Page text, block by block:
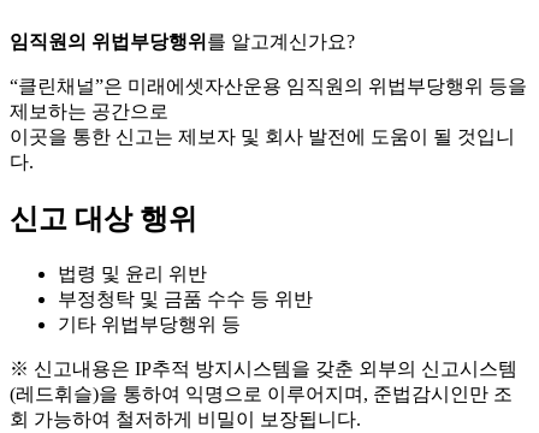
임직원의 위법부당행위 를 알고계신가요?
“클린채널”은 미래에셋자산운용 임직원의 위법부당행위 등을
제보하는 공간으로
이곳을 통한 신고는 제보자 및 회사 발전에 도움이 될 것입니
다.
신고 대상 행위
법령 및 윤리 위반
부정청탁 및 금품 수수 등 위반
기타 위법부당행위 등
※ 신고내용은 IP추적 방지시스템을 갖춘 외부의 신고시스템
(레드휘슬)을 통하여 익명으로 이루어지며, 준법감시인만 조
회 가능하여 철저하게 비밀이 보장됩니다.